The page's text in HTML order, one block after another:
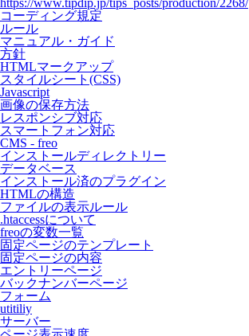
https://www.tipdip.jp/tips_posts/production/2268/
コーディング規定
ルール
マニュアル・ガイド
方針
HTMLマークアップ
スタイルシート(CSS)
Javascript
画像の保存方法
レスポンシブ対応
スマートフォン対応
CMS - freo
インストールディレクトリー
データベース
インストール済のプラグイン
HTMLの構造
ファイルの表示ルール
.htaccessについて
freoの変数一覧
固定ページのテンプレート
固定ページの内容
エントリーページ
バックナンバーページ
フォーム
utitiliy
サーバー